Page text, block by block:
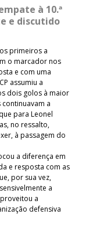
à 10.ª
e discutido
primeiros a
o marcador nos
e com uma
assumiu a
dois golos à maior
continuavam a
para Leonel
no ressalto,
à passagem do
a diferença em
e resposta com as
por sua vez,
a
a
defensiva